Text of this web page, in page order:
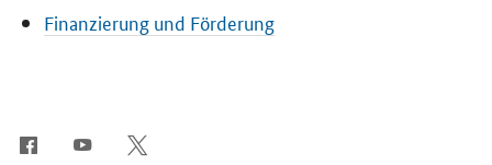
Finanzierung und Förderung